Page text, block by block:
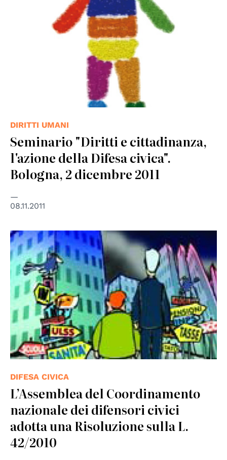
DIRITTI UMANI
Seminario "Diritti e cittadinanza,
l'azione della Difesa civica".
Bologna, 2 dicembre 2011
08.11.2011
© Difensore civico del Veneto
DIFESA CIVICA
L’Assemblea del Coordinamento
nazionale dei difensori civici
adotta una Risoluzione sulla L.
42/2010